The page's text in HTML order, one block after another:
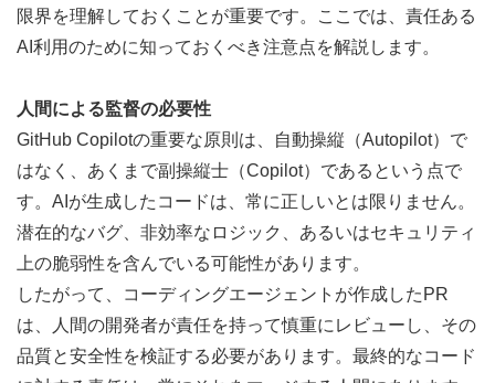
限界を理解しておくことが重要です。ここでは、責任ある
AI利用のために知っておくべき注意点を解説します。
人間による監督の必要性
GitHub Copilotの重要な原則は、自動操縦（Autopilot）で
はなく、あくまで副操縦士（Copilot）であるという点で
す。AIが生成したコードは、常に正しいとは限りません。
潜在的なバグ、非効率なロジック、あるいはセキュリティ
上の脆弱性を含んでいる可能性があります。
したがって、コーディングエージェントが作成したPR
は、人間の開発者が責任を持って慎重にレビューし、その
品質と安全性を検証する必要があります。最終的なコード